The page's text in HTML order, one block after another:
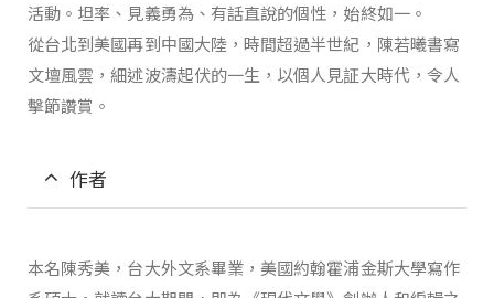
活動。坦率、見義勇為、有話直說的個性，始終如一。
從台北到美國再到中國大陸，時間超過半世紀，陳若曦書寫
文壇風雲，細述波濤起伏的一生，以個人見証大時代，令人
擊節讚賞。
作者
本名陳秀美，台大外文系畢業，美國約翰霍浦金斯大學寫作